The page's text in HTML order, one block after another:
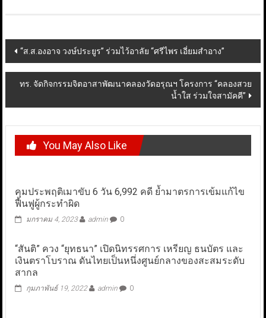
Post
navigation
“ส.ส.องอาจ วงษ์ประยูร” ร่วมไว้อาลัย “ศรีไพร เอี่ยมสำอาง”
ทร. จัดกิจกรรมจิตอาสาพัฒนาคลองวัดอรุณฯ โครงการ “คลองสวย
น้ำใส ร่วมใจสามัคคี”
You May Also Like
คุมประพฤติเมาขับ 6 วัน 6,992 คดี ย้ำมาตรการเข้มแก้ไข
ฟื้นฟูผู้กระทำผิด
มกราคม 4, 2023 admin 0
“สันติ” ควง “ยุทธนา” เปิดนิทรรศการ เหรียญ ธนบัตร และ
เงินตราโบราณ ดันไทยเป็นหนึ่งศูนย์กลางของสะสมระดับ
สากล
กุมภาพันธ์ 19, 2022 admin 0